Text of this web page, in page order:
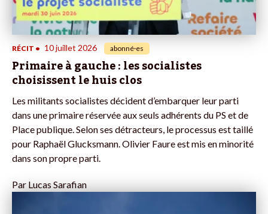
RÉCIT • 10 juillet 2026 abonné·es
Primaire à gauche : les socialistes
choisissent le huis clos
Les militants socialistes décident d’embarquer leur parti
dans une primaire réservée aux seuls adhérents du PS et de
Place publique. Selon ses détracteurs, le processus est taillé
pour Raphaël Glucksmann. Olivier Faure est mis en minorité
dans son propre parti.
Par Lucas Sarafian